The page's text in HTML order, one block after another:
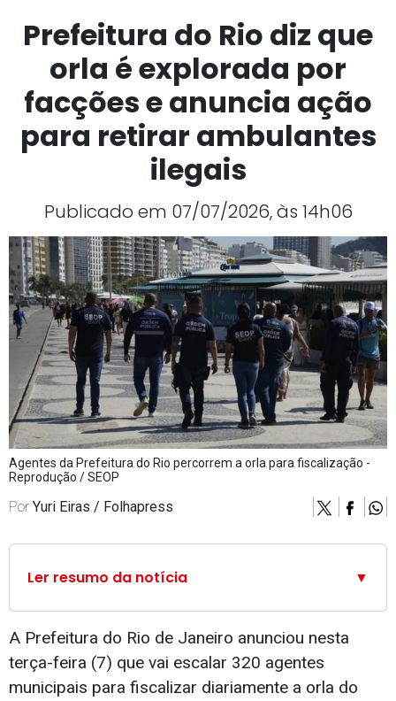
Prefeitura do Rio diz que
orla é explorada por
facções e anuncia ação
para retirar ambulantes
ilegais
Publicado em 07/07/2026, às 14h06
Agentes da Prefeitura do Rio percorrem a orla para fiscalização -
Reprodução / SEOP
Por Yuri Eiras / Folhapress
Ler resumo da notícia ▼
A Prefeitura do Rio de Janeiro anunciou nesta
terça-feira (7) que vai escalar 320 agentes
municipais para fiscalizar diariamente a orla do